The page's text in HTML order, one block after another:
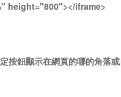
height="800"></iframe>
鈕顯示在網頁的哪的角落或